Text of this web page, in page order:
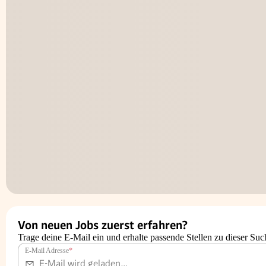
Von neuen Jobs zuerst erfahren?
Trage deine E-Mail ein und erhalte passende Stellen zu dieser
E-Mail Adresse*